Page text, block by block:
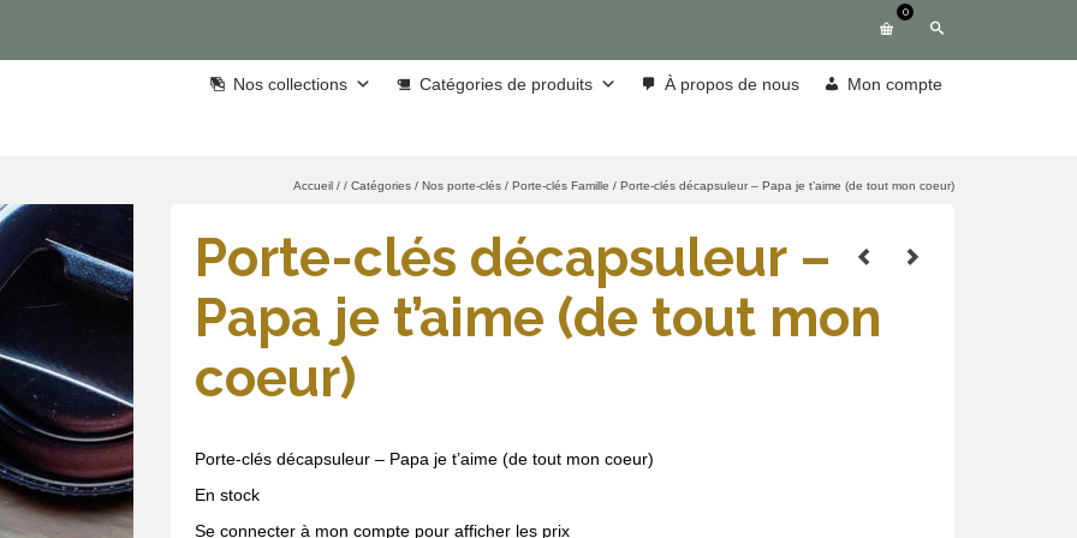
0
Nos collections Catégories de produits À propos de nous Mon compte
Accueil / / Catégories / Nos porte-clés / Porte-clés Famille / Porte-clés décapsuleur – Papa je t’aime (de tout mon coeur)
Porte-clés décapsuleur –
Papa je t’aime (de tout mon
coeur)
Porte-clés décapsuleur – Papa je t’aime (de tout mon coeur)
En stock
Se connecter à mon compte pour afficher les prix